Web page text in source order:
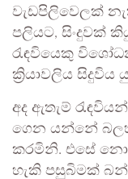
වැඩපිලිවෙලක්
පලියට, සිංදුවක්
රැඳවියෙකු
ක්‍රියාවලිය සිදුවිය
අද ඇතැම්
ගෙන යන්නේ
කරමිනි. එසේ
හැකි පසුබිමක්